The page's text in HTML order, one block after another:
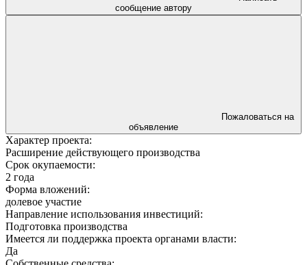
сообщение автору
объявление
Характер проекта:
Расширение действующего производства
Срок окупаемости:
2 года
Форма вложений:
долевое участие
Направление использования инвестиций:
Подготовка производства
Имеется ли поддержка проекта органами власти:
Да